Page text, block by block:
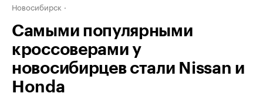
Новосибирск
Самыми популярными
кроссоверами у
новосибирцев стали Nissan и
Honda